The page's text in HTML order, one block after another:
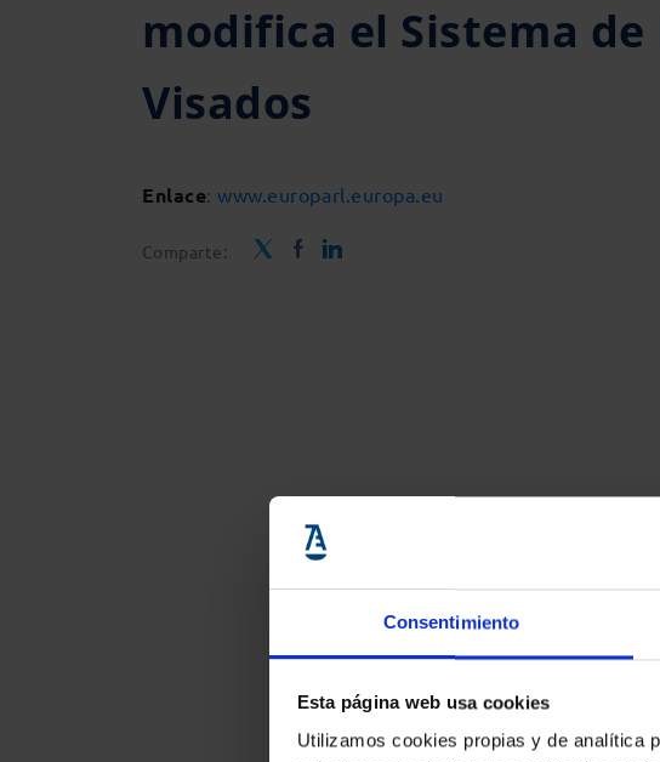
Consentimiento
Esta página web usa cookies
Utilizamos cookies propias y de analítica
modifica el Sistema
Visados
Enlace:www.europarl.europa.eu
Comparte: